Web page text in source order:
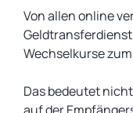
Von allen online
Wechselkurse
Das bedeutet